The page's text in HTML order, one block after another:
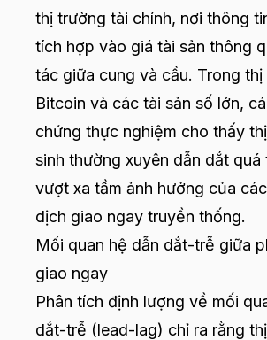
thị trường tài chính, nơi thông
tích hợp vào giá tài sản thông
tác giữa cung và cầu. Trong
Bitcoin và các tài sản số lớn,
chứng thực nghiệm cho thấy
sinh thường xuyên dẫn dắt quá
vượt xa tầm ảnh hưởng của
dịch giao ngay truyền thống.
Mối quan hệ dẫn dắt-trễ giữa
giao ngay
Phân tích định lượng về mối
dắt-trễ (lead-lag) chỉ ra rằng